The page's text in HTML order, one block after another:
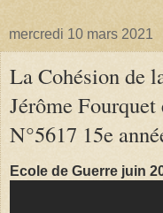
mercredi 10 mars 2021
La Cohésion de
Jérôme
N°5617 15e
Ecole de Guerre juin